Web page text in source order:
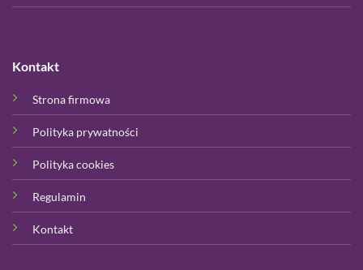
Kontakt
Strona firmowa
Polityka prywatności
Polityka cookies
Regulamin
Kontakt